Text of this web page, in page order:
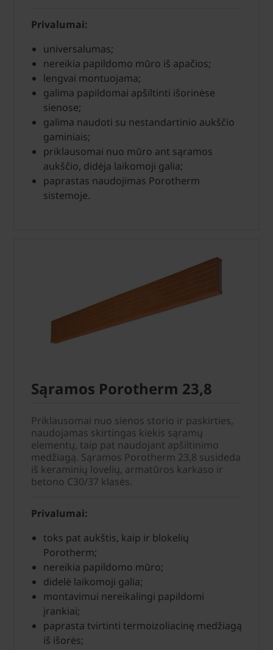
Privalumai:
universalumas;
nereikia papildomo mūro iš apačios;
lengvai montuojama;
galima papildomai apšiltinti išorinėse
sienose;
galima naudoti su nestandartinio aukščio
gaminiais;
priklausomai nuo mūro ant sąramos
aukščio, didėja laikomoji galia;
paprastas naudojimas Porotherm
sistemoje.
Sąramos Porotherm 23,8
Priklausomai nuo sienos storio ir paskirties,
naudojamas skirtingas kiekis sąramų
elementų, taip pat naudojant apšiltinimo
medžiagą. Sąramos Porotherm 23,8 susideda
iš keraminių lovelių, armatūros karkaso ir
betono C30/37 klasės.
Privalumai:
toks pat aukštis, kaip ir blokelių
Porotherm;
nereikia papildomo mūro;
didelė laikomoji galia;
montavimui nereikalingi papildomi
įrankiai;
paprasta tvirtinti termoizoliacinę medžiagą
iš išorės;